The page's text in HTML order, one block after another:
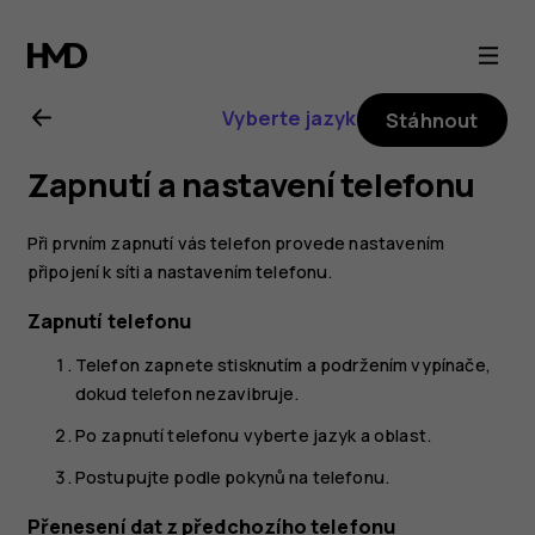
Uživatelská
příručka
k telefonu
Nokia 8.1
Vyberte jazyk Stáhnout
Zapnutí a nastavení telefonu
Při prvním zapnutí vás telefon provede nastavením
připojení k síti a nastavením telefonu.
Zapnutí telefonu
Telefon zapnete stisknutím a podržením vypínače,
dokud telefon nezavibruje.
Po zapnutí telefonu vyberte jazyk a oblast.
Postupujte podle pokynů na telefonu.
Přenesení dat z předchozího telefonu